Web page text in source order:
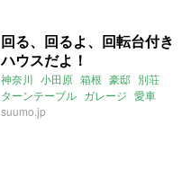
回る、回るよ、回転台付き
ハウスだよ！
神奈川 小田原 箱根 豪邸 別荘
ターンテーブル ガレージ 愛車
螺旋階段
suumo.jp